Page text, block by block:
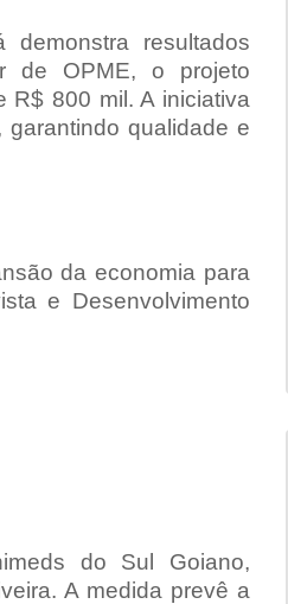
resultados
de OPME, o projeto
R$ 800 mil. A iniciativa
qualidade e
da economia para
e Desenvolvimento
do Sul Goiano,
A medida prevê a